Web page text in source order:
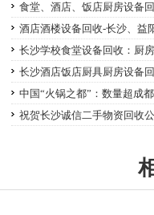
食堂、酒店、饭店厨房设备
酒店酒楼设备回收-长沙、益
设备
长沙学校食堂设备回收：厨
长沙酒店饭店厨具厨房设备
中国“火锅之都”：数量超成
店
祝贺长沙诚信二手物资回收